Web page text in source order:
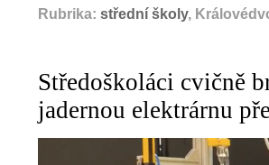
Rubrika: střední školy,
Středoškoláci cvičně
jadernou elektrárnu